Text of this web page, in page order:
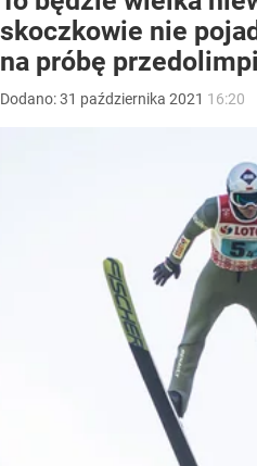
skoczkowie nie
na próbę
Dodano:31 października 2021 16:20